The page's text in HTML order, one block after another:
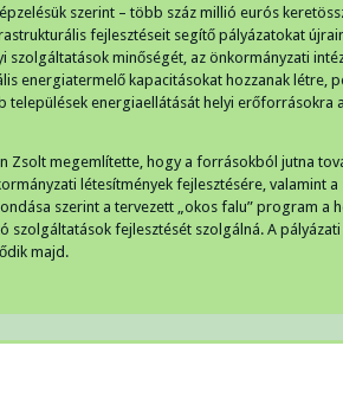
szerint – több száz millió eurós
fejlesztéseit segítő pályázatokat
szolgáltatások minőségét, az önkormányzati
energiatermelő kapacitásokat hozzanak létre,
települések energiaellátását helyi erőforrásokra
Zsolt megemlítette, hogy a forrásokból jutna
létesítmények fejlesztésére, valamint a
szerint a tervezett „okos falu” program a
szolgáltatások fejlesztését szolgálná. A
majd.